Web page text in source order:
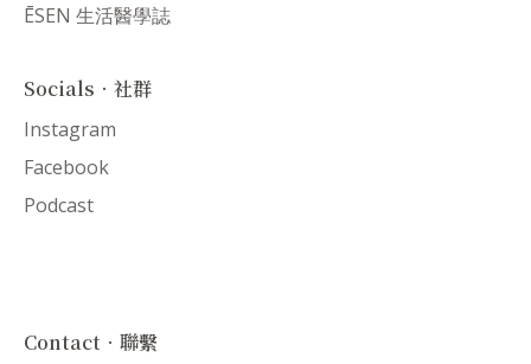
ĒSEN 生活醫學誌
Socials．社群
Instagram
Facebook
Podcast
Contact．聯繫